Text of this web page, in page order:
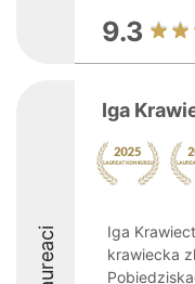
9.3
Laureaci
Iga
Iga
krawiecka